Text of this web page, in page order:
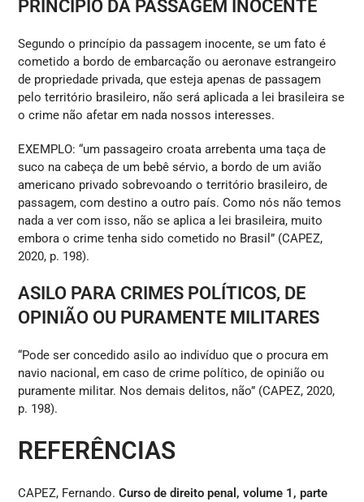
PRINCÍPIO DA PASSAGEM INOCENTE
Segundo o princípio da passagem inocente, se um fato é
cometido a bordo de embarcação ou aeronave estrangeiro
de propriedade privada, que esteja apenas de passagem
pelo território brasileiro, não será aplicada a lei brasileira se
o crime não afetar em nada nossos interesses.
EXEMPLO: “um passageiro croata arrebenta uma taça de
suco na cabeça de um bebê sérvio, a bordo de um avião
americano privado sobrevoando o território brasileiro, de
passagem, com destino a outro país. Como nós não temos
nada a ver com isso, não se aplica a lei brasileira, muito
embora o crime tenha sido cometido no Brasil” (CAPEZ,
2020, p. 198).
ASILO PARA CRIMES POLÍTICOS, DE
OPINIÃO OU PURAMENTE MILITARES
“Pode ser concedido asilo ao indivíduo que o procura em
navio nacional, em caso de crime político, de opinião ou
puramente militar. Nos demais delitos, não” (CAPEZ, 2020,
p. 198).
REFERÊNCIAS
CAPEZ, Fernando.Curso de direito penal, volume 1, parte